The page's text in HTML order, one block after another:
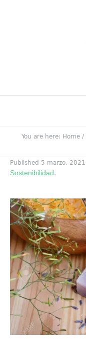
You are here: Home /
Published 5 marzo, 2021
Sostenibilidad.